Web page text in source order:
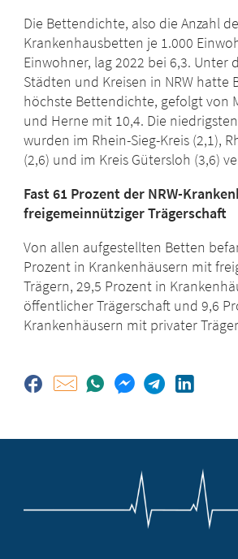
Die Bettendichte, also die Anzahl
Krankenhausbetten je 1.000
Einwohner, lag 2022 bei 6,3. Unter
Städten und Kreisen in NRW hatte
höchste Bettendichte, gefolgt von
und Herne mit 10,4. Die
wurden im Rhein-Sieg-Kreis (2,1),
(2,6) und im Kreis Gütersloh (3,6)
Fast 61 Prozent der NRW-
freigemeinnütziger Trägerschaft
Von allen aufgestellten Betten
Prozent in Krankenhäusern mit
Trägern, 29,5 Prozent in
öffentlicher Trägerschaft und 9,6
Krankenhäusern mit privater